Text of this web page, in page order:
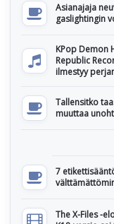
Asianajaja
gaslightingin
KPop Demon
Republic
ilmestyy
Tallensitko
muuttaa
7
The X-Files -